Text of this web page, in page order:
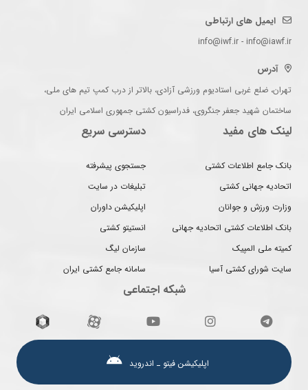
ایمیل های ارتباطی
info@iwf.ir - info@iawf.ir
آدرس
تهران، ضلع غربی استادیوم ورزشی آزادی، بالاتر از درب کمپ تیم های ملی،
ساختمان شهید جعفر جنگروی، فدراسیون کشتی جمهوری اسلامی ایران
لینک های مفید
بانک جامع اطلاعات کشتی
اتحادیه جهانی کشتی
وزارت ورزش و جوانان
بانک اطلاعات کشتی اتحادیه جهانی
کمیته ملی المپیک
سایت شورای کشتی آسیا
دسترسی سریع
جستجوی پیشرفته
تبلیغات در سایت
اپلیکیشن داوران
انستیتو کشتی
سازمان لیگ
سامانه جامع کشتی ایران
شبکه اجتماعی
اپلیکیشن فیتو ـ اندروید